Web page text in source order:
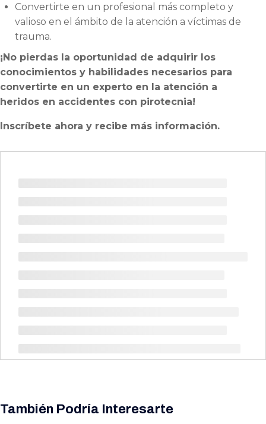
Convertirte en un profesional más completo y
valioso en el ámbito de la atención a víctimas de
trauma.
¡No pierdas la oportunidad de adquirir los
conocimientos y habilidades necesarios para
convertirte en un experto en la atención a
heridos en accidentes con pirotecnia!
Inscríbete ahora y recibe más información.
También Podría Interesarte